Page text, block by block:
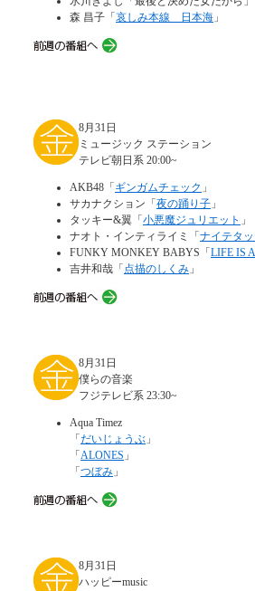
森 昌子「 哀しみ本線 日本海 」
8月31日
ミュージック ステーション
テレビ朝日系 20:00~
AKB48「 ギンガムチェック 」
サカナクション「 夜の踊り子 」
タッキー&翼「 小悪魔ジュリエット 」
ナオト・インティライミ「 ナイテタ
FUNKY MONKEY BABYS「 LIFE IS
吉井和哉「 点描のしくみ 」
8月31日
僕らの音楽
フジテレビ系 23:30~
Aqua Timez
「 だいじょうぶ 」
「 ALONES 」
「 つぼみ 」
8月31日
ハッピーmusic